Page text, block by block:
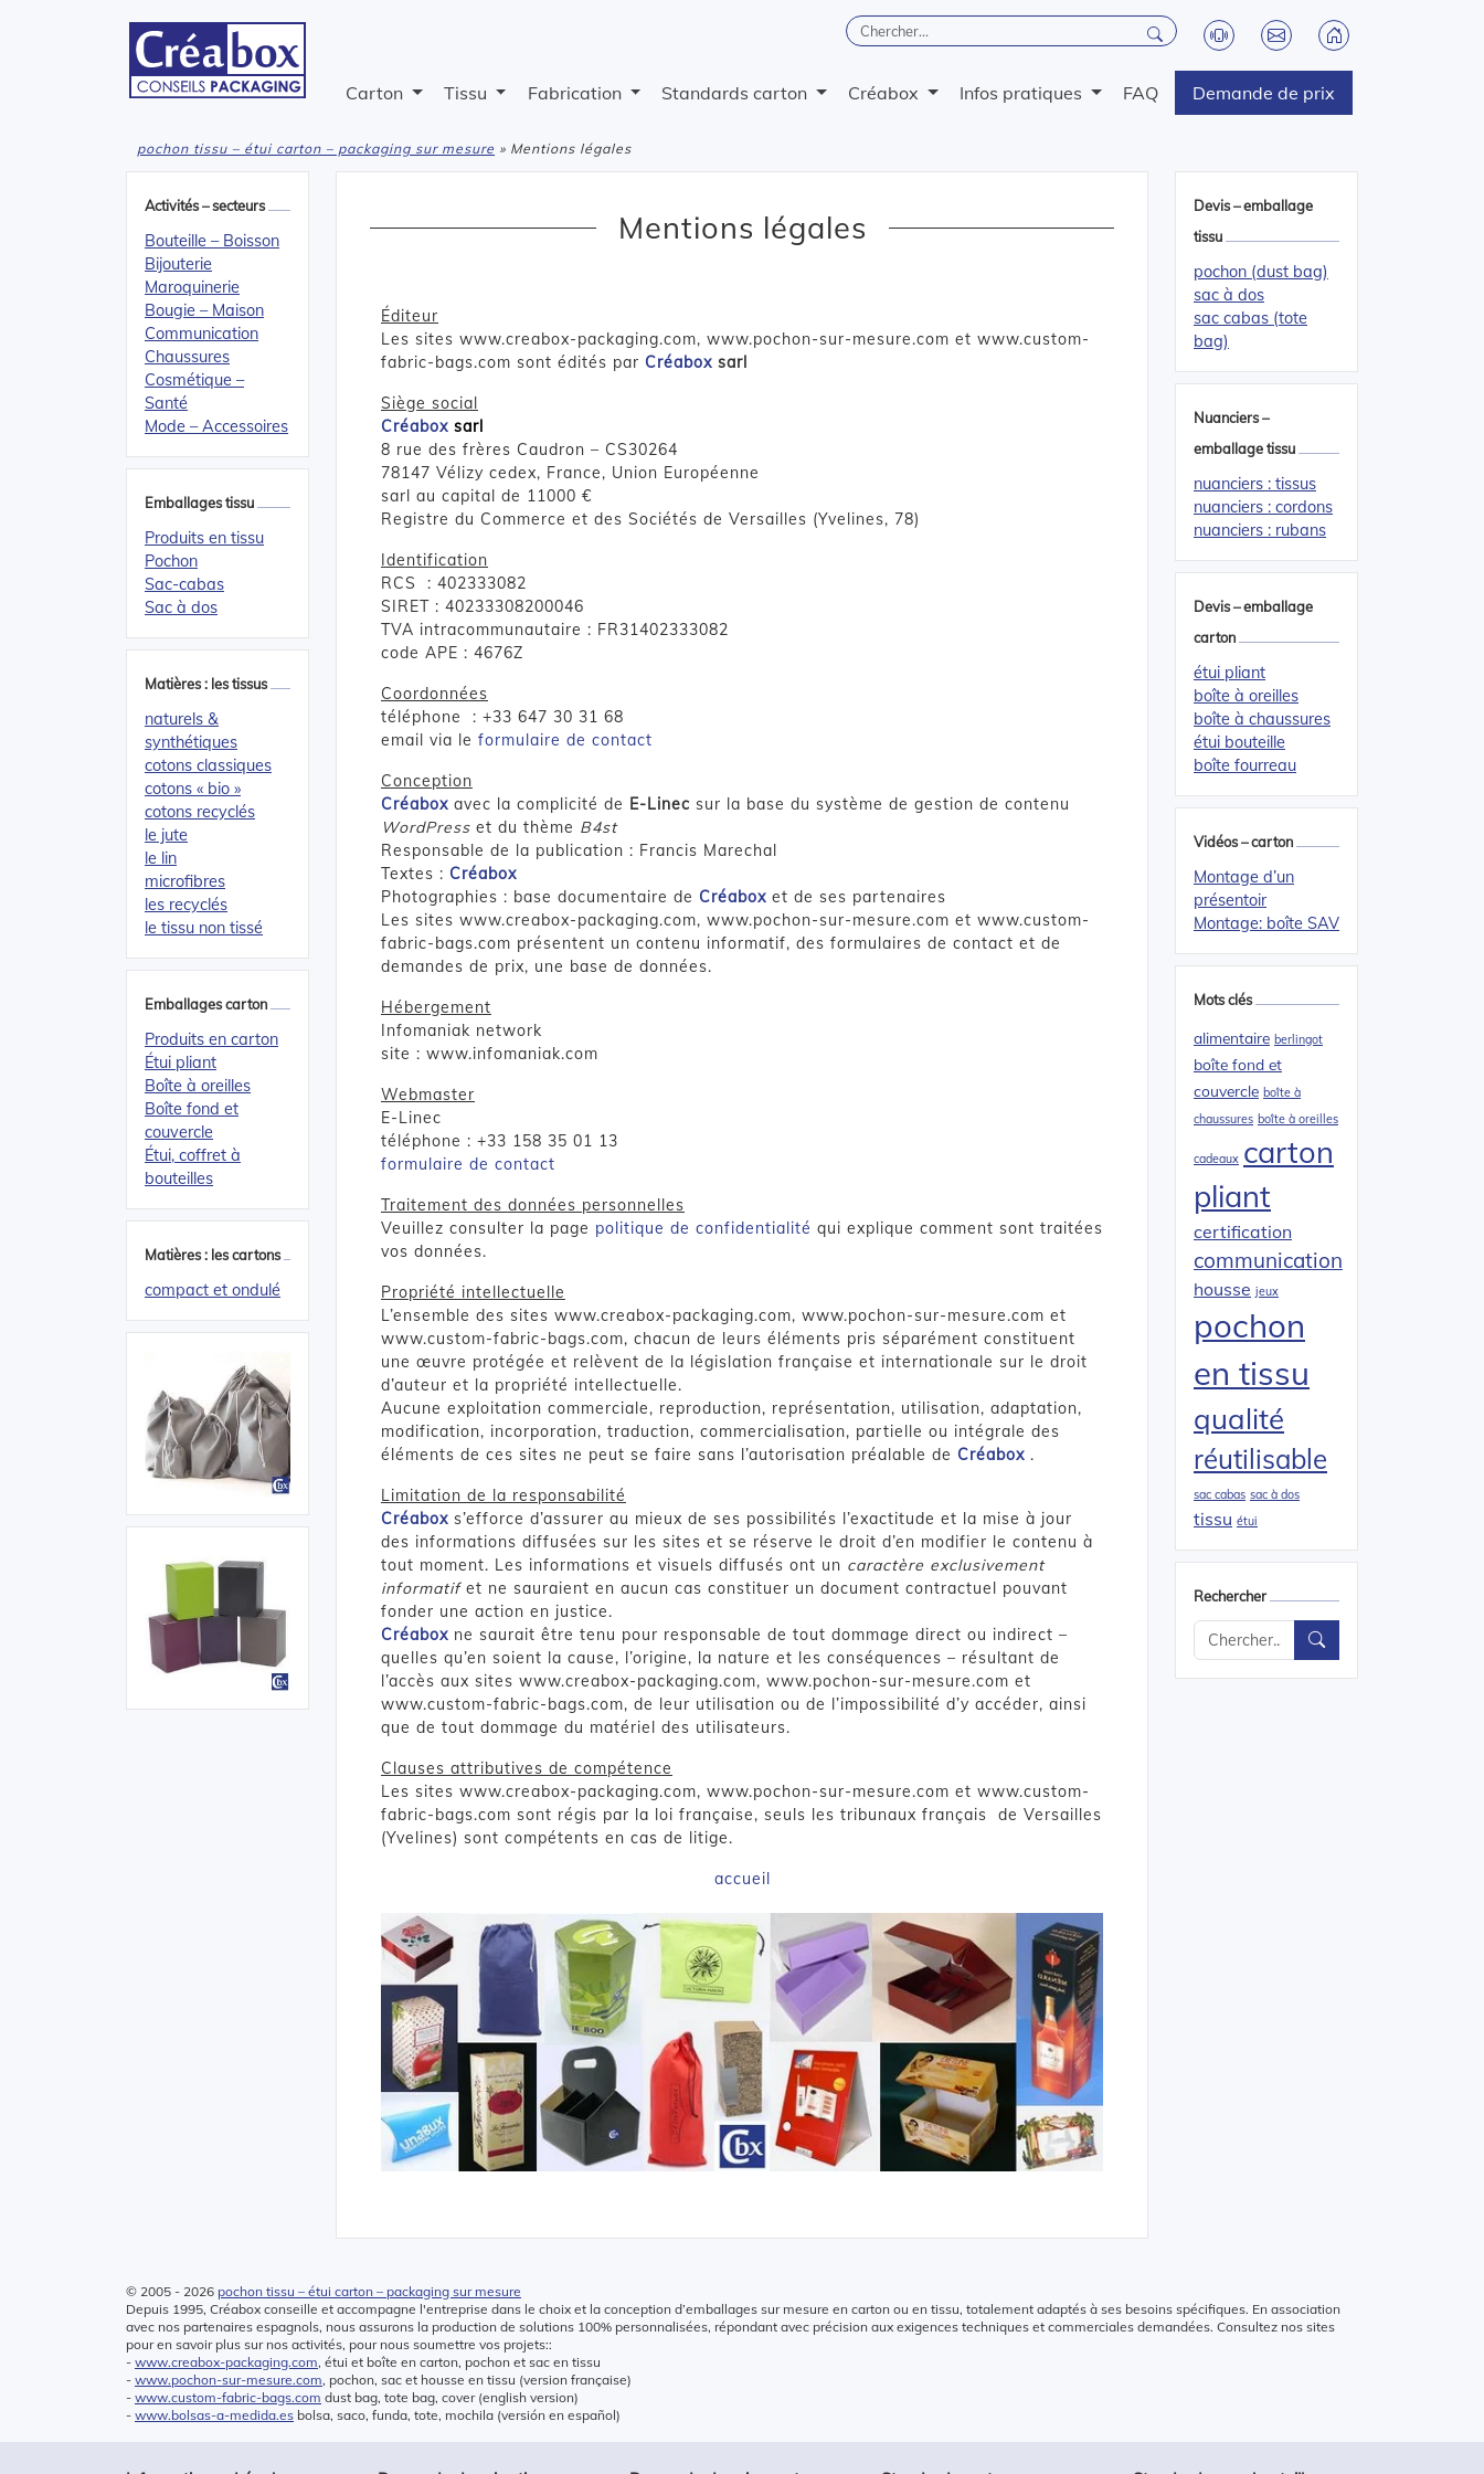
Carton Tissu Fabrication Standards carton Créabox Infos pratiques FAQ Demande de prix
pochon tissu – étui carton – packaging sur mesure » Mentions légales
Mentions légales
Éditeur
Les sites www.creabox-packaging.com, www.pochon-sur-mesure.com et www.custom-
fabric-bags.com sont édités par Créabox sarl
Siège social
Créabox sarl
8 rue des frères Caudron – CS30264
78147 Vélizy cedex, France, Union Européenne
sarl au capital de 11000 €
Registre du Commerce et des Sociétés de Versailles (Yvelines, 78)
Identification
RCS : 402333082
SIRET : 40233308200046
TVA intracommunautaire : FR31402333082
code APE : 4676Z
Coordonnées
téléphone : +33 647 30 31 68
email via le formulaire de contact
Conception
Créabox avec la complicité de E-Linec sur la base du système de gestion de contenu
WordPress et du thème B4st
Responsable de la publication : Francis Marechal
Textes : Créabox
Photographies : base documentaire de Créabox et de ses partenaires
Les sites www.creabox-packaging.com, www.pochon-sur-mesure.com et www.custom-
fabric-bags.com présentent un contenu informatif, des formulaires de contact et de
demandes de prix, une base de données.
Hébergement
Infomaniak network
site : www.infomaniak.com
Webmaster
E-Linec
téléphone : +33 158 35 01 13
formulaire de contact
Traitement des données personnelles
Veuillez consulter la page politique de confidentialité qui explique comment sont traitées
vos données.
Propriété intellectuelle
L’ensemble des sites www.creabox-packaging.com, www.pochon-sur-mesure.com et
www.custom-fabric-bags.com, chacun de leurs éléments pris séparément constituent
une œuvre protégée et relèvent de la législation française et internationale sur le droit
d’auteur et la propriété intellectuelle.
Aucune exploitation commerciale, reproduction, représentation, utilisation, adaptation,
modification, incorporation, traduction, commercialisation, partielle ou intégrale des
éléments de ces sites ne peut se faire sans l’autorisation préalable de Créabox .
Limitation de la responsabilité
Créabox s’efforce d’assurer au mieux de ses possibilités l’exactitude et la mise à jour
des informations diffusées sur les sites et se réserve le droit d’en modifier le contenu à
tout moment. Les informations et visuels diffusés ont un caractère exclusivement
informatifet ne sauraient en aucun cas constituer un document contractuel pouvant
fonder une action en justice.
Créabox ne saurait être tenu pour responsable de tout dommage direct ou indirect –
quelles qu’en soient la cause, l’origine, la nature et les conséquences – résultant de
l’accès aux sites www.creabox-packaging.com, www.pochon-sur-mesure.com et
www.custom-fabric-bags.com, de leur utilisation ou de l’impossibilité d’y accéder, ainsi
que de tout dommage du matériel des utilisateurs.
Clauses attributives de compétence
Les sites www.creabox-packaging.com, www.pochon-sur-mesure.com et www.custom-
fabric-bags.com sont régis par la loi française, seuls les tribunaux français de Versailles
(Yvelines) sont compétents en cas de litige.
accueil
Activités – secteurs
Bouteille – Boisson
Bijouterie
Maroquinerie
Bougie – Maison
Communication
Chaussures
Cosmétique –
Santé
Mode – Accessoires
Emballages tissu
Produits en tissu
Pochon
Sac-cabas
Sac à dos
Matières : les tissus
naturels &
synthétiques
cotons classiques
cotons « bio »
cotons recyclés
le jute
le lin
microfibres
les recyclés
le tissu non tissé
Emballages carton
Produits en carton
Étui pliant
Boîte à oreilles
Boîte fond et
couvercle
Étui, coffret à
bouteilles
Matières : les cartons
compact et ondulé
Devis – emballage
tissu
pochon (dust bag)
sac à dos
sac cabas (tote
bag)
Nuanciers –
emballage tissu
nuanciers : tissus
nuanciers : cordons
nuanciers : rubans
Devis – emballage
carton
étui pliant
boîte à oreilles
boîte à chaussures
étui bouteille
boîte fourreau
Vidéos – carton
Montage d’un
présentoir
Montage: boîte SAV
Mots clés
alimentaire berlingot
boîte fond et
couvercle boîte à
chaussures boîte à oreilles
cadeaux carton
pliant
certification
communication
housse jeux
pochon
en tissu
qualité
réutilisable
sac cabas sac à dos
tissu étui
Rechercher
© 2005 - 2026 pochon tissu – étui carton – packaging sur mesure
Depuis 1995, Créabox conseille et accompagne l'entreprise dans le choix et la conception d’emballages sur mesure en carton ou en tissu, totalement adaptés à ses besoins spécifiques. En association
avec nos partenaires espagnols, nous assurons la production de solutions 100% personnalisées, répondant avec précision aux exigences techniques et commerciales demandées. Consultez nos sites
pour en savoir plus sur nos activités, pour nous soumettre vos projets::
- www.creabox-packaging.com, étui et boîte en carton, pochon et sac en tissu
- www.pochon-sur-mesure.com, pochon, sac et housse en tissu (version française)
- www.custom-fabric-bags.com dust bag, tote bag, cover (english version)
- www.bolsas-a-medida.es bolsa, saco, funda, tote, mochila (versión en español)